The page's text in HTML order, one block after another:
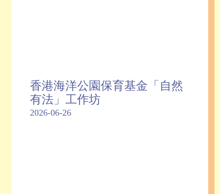
香港海洋公園保育基金「自然
有法」工作坊
2026-06-26